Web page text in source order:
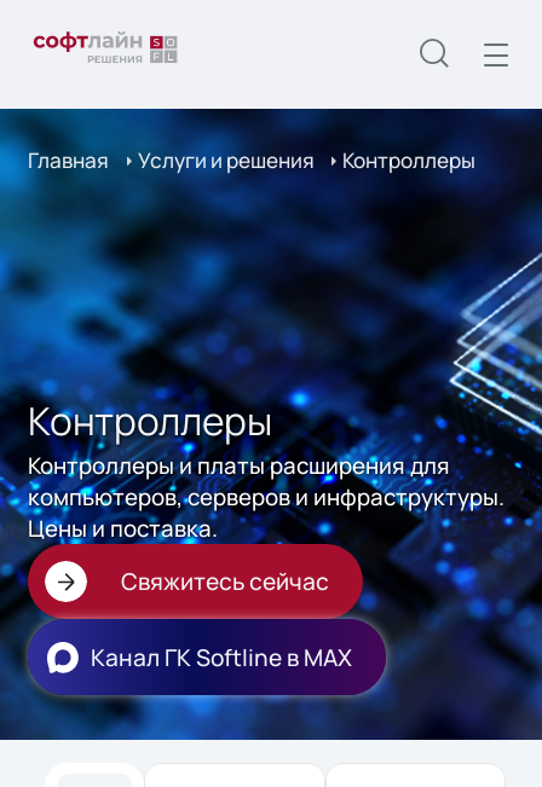
Главная Услуги и решения Контроллеры
Контроллеры
Контроллеры и платы расширения для
компьютеров, серверов и инфраструктуры.
Цены и поставка.
Свяжитесь сейчас
Канал ГК Softline в МАХ